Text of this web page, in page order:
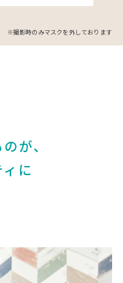
※撮影時のみマスクを外しております
が、
に